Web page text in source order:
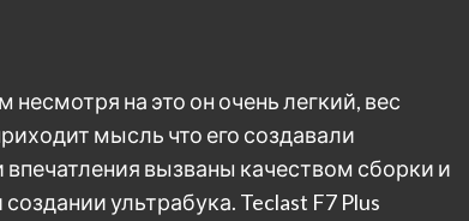
на это он очень легкий, вес
мысль что его создавали
вызваны качеством сборки и
ультрабука. Teclast F7 Plus